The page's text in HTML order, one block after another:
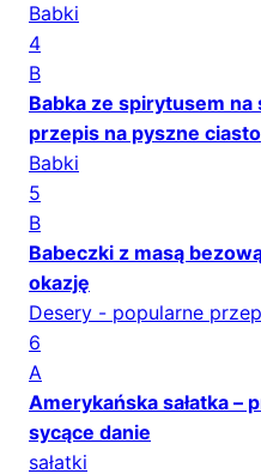
Babki
4
B
Babka ze spirytusem
przepis na pyszne ciasto
Babki
5
B
Babeczki z masą
okazję
Desery - popularne
6
A
Amerykańska sałatka –
sycące danie
sałatki